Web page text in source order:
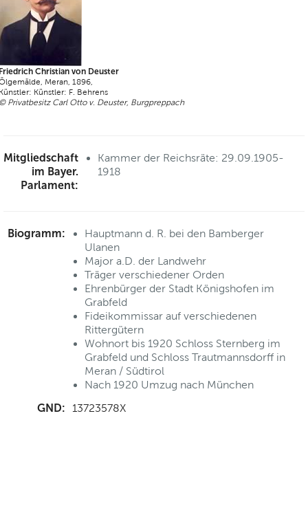
Christian von Deuster
Meran, 1896,
Künstler: F. Behrens
Privatbesitz Carl Otto v. Deuster, Burgpreppach
Mitgliedschaft
im Bayer.
Parlament:
Kammer der Reichsräte: 29.09.1905-
1918
Biogramm:
Hauptmann d. R. bei den Bamberger
Ulanen
Major a.D. der Landwehr
Träger verschiedener Orden
Ehrenbürger der Stadt Königshofen im
Grabfeld
Fideikommissar auf verschiedenen
Rittergütern
Wohnort bis 1920 Schloss Sternberg im
Grabfeld und Schloss Trautmannsdorff in
Meran / Südtirol
Nach 1920 Umzug nach München
GND: 13723578X